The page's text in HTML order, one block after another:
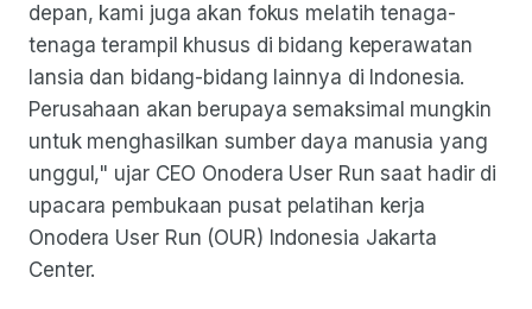
depan, kami juga akan fokus melatih tenaga-
tenaga terampil khusus di bidang keperawatan
lansia dan bidang-bidang lainnya di Indonesia.
Perusahaan akan berupaya semaksimal mungkin
untuk menghasilkan sumber daya manusia yang
unggul," ujar CEO Onodera User Run saat hadir di
upacara pembukaan pusat pelatihan kerja
Onodera User Run (OUR) Indonesia Jakarta
Center.